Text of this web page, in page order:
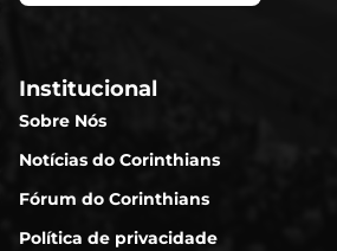
Institucional
Sobre Nós
Notícias do Corinthians
Fórum do Corinthians
Política de privacidade